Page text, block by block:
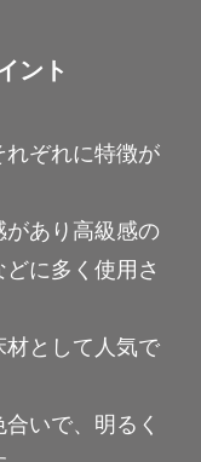
ント
ぞれに特徴が
あり高級感の
に多く使用さ
材として人気で
いで、明るく